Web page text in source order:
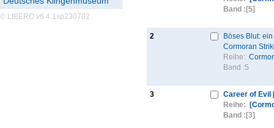
© LIBERO v6.4.1sp230702
Band : [5]
2
Böses Blut:
Cormoran
Reihe:
Band :5
3
Career of Evil
Reihe:
Band : [3]